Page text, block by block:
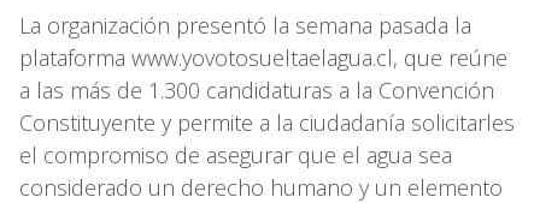
La organización presentó la semana pasada la
plataforma www.yovotosueltaelagua.cl, que reúne
a las más de 1.300 candidaturas a la Convención
Constituyente y permite a la ciudadanía solicitarles
el compromiso de asegurar que el agua sea
considerado un derecho humano y un elemento